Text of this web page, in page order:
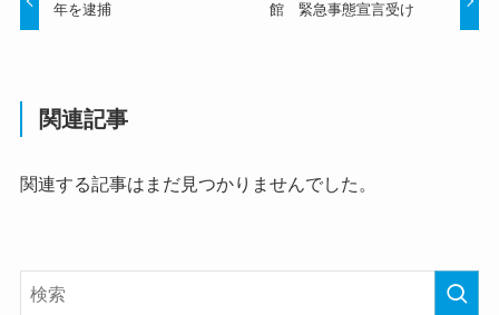
年を逮捕
館 緊急事態宣言受け
関連記事
関連する記事はまだ見つかりませんでした。